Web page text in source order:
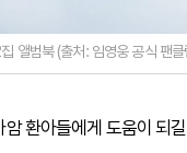
앨범북 (출처: 임영웅 공식 팬
환아들에게 도움이 되